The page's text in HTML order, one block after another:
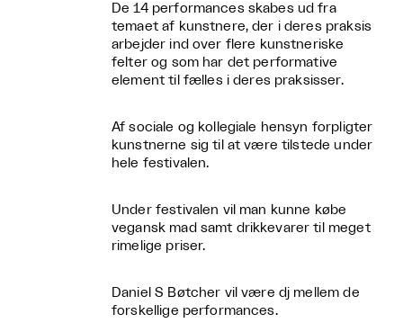
De 14 performances skabes ud fra
temaet af kunstnere, der i deres praksis
arbejder ind over flere kunstneriske
felter og som har det performative
element til fælles i deres praksisser.
Af sociale og kollegiale hensyn forpligter
kunstnerne sig til at være tilstede under
hele festivalen.
Under festivalen vil man kunne købe
vegansk mad samt drikkevarer til meget
rimelige priser.
Daniel S Bøtcher vil være dj mellem de
forskellige performances.